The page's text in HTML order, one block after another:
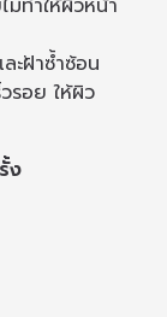
ทำให้ผิวหน้า
ะฝ้าซ้ำซ้อน
รอย ให้ผิว
ง